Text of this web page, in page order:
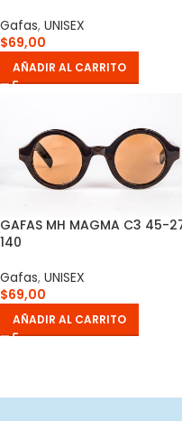
Gafas, UNISEX
$69,00
AÑADIR AL CARRITO
GAFAS MH MAGMA C3 45-
140
Gafas, UNISEX
$69,00
AÑADIR AL CARRITO